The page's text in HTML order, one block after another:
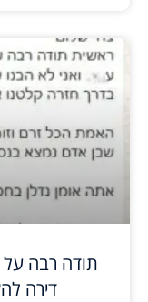
תודה רבה על
דירה